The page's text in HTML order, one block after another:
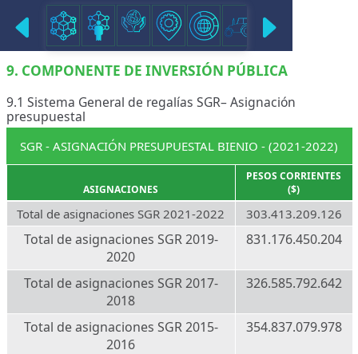
COMPONENTE INVERSIÓN PUBLICA
9. COMPONENTE DE INVERSIÓN PÚBLICA
9.1 Sistema General de regalías SGR– Asignación
presupuestal
SGR - ASIGNACIÓN PRESUPUESTAL BIENIO - (2021-2022)
ASIGNACIONES
PESOS CORRIENTES
($)
Total de asignaciones SGR 2021-2022 303.413.209.126
Total de asignaciones SGR 2019-
2020
831.176.450.204
Total de asignaciones SGR 2017-
2018
326.585.792.642
Total de asignaciones SGR 2015-
2016
354.837.079.978